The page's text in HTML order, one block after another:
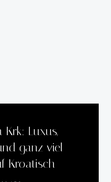
Luxus,
ganz viel
Kroatisch